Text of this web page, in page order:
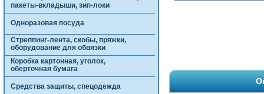
пакеты-вкладыши, зип-локи
Одноразовая посуда
Стреппинг-лента, скобы, пряжки,
оборудование для обвязки
Коробка картонная, уголок,
оберточная бумага
Средства защиты, спецодежда